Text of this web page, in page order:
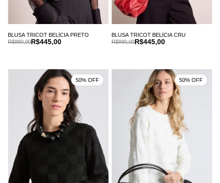
BLUSA TRICOT BELÍCIA PRETO
R$445,00
R$890,00
BLUSA TRICOT BELÍCIA CRU
R$445,00
R$890,00
50% OFF 50% OFF